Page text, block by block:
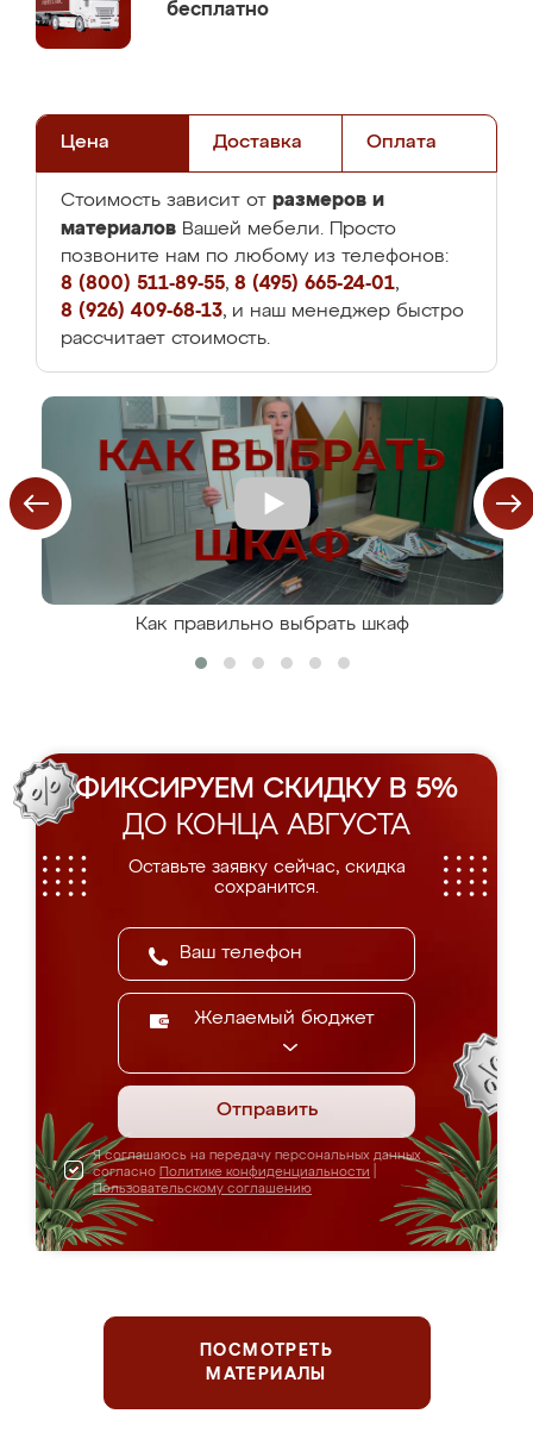
бесплатно
Цена Доставка Оплата
Стоимость зависит от размеров и
материалов Вашей мебели. Просто
позвоните нам по любому из телефонов:
8 (800) 511-89-55, 8 (495) 665-24-01,
8 (926) 409-68-13, и наш менеджер быстро
рассчитает стоимость.
Как правильно выбрать шкаф
ФИКСИРУЕМ СКИДКУ В 5%
ДО КОНЦА АВГУСТА
Оставьте заявку сейчас, скидка
сохранится.
Желаемый бюджет
Отправить
Я соглашаюсь на передачу персональных данных
согласно Политике конфиденциальности
Пользовательскому соглашению
ПОСМОТРЕТЬ
МАТЕРИАЛЫ